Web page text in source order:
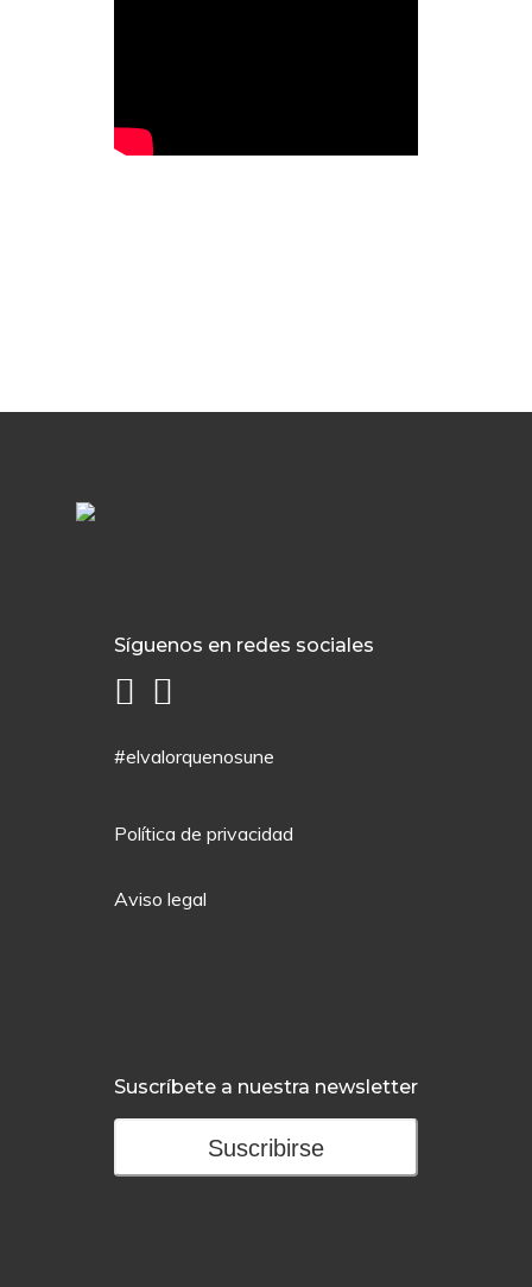
Síguenos en redes sociales
#elvalorquenosune
Política de privacidad
Aviso legal
Suscríbete a nuestra newsletter
Suscribirse